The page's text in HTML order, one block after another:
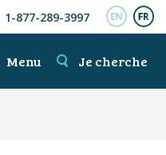
1-877-289-3997
Menu Je cherche